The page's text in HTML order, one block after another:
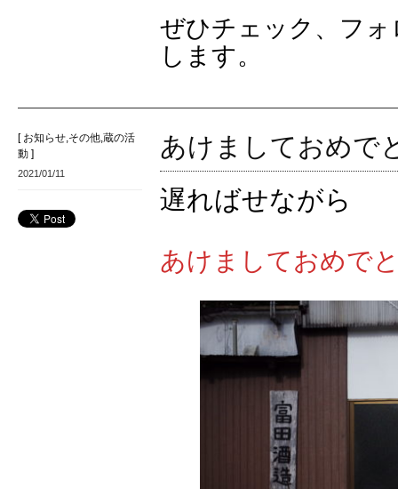
ぜひチェック、フ
します。
[ お知らせ,その他,蔵の活
動 ]
2021/01/11
あけましておめで
遅ればせながら
あけましておめで